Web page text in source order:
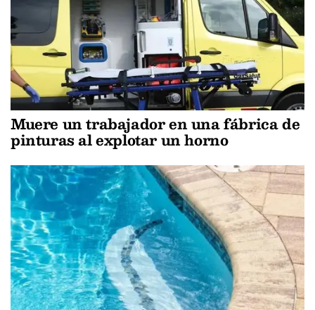
Muere un trabajador en una fábrica de
pinturas al explotar un horno